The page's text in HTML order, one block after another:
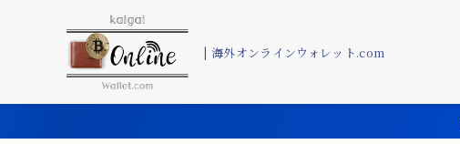
| 海外オンラインウォレット.com